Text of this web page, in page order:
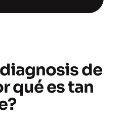
diagnosis de
qué es tan